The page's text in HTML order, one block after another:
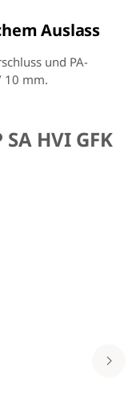
Auslass
und PA-
10 mm.
SA HVI GFK